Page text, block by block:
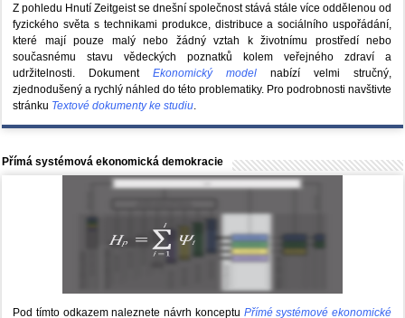
Z pohledu Hnutí Zeitgeist se dnešní společnost stává stále více oddělenou od
fyzického světa s technikami produkce, distribuce a sociálního uspořádání,
které mají pouze malý nebo žádný vztah k životnímu prostředí nebo
současnému stavu vědeckých poznatků kolem veřejného zdraví a
udržitelnosti. DokumentEkonomický model nabízí velmi stručný,
zjednodušený a rychlý náhled do této problematiky. Pro podrobnosti navštivte
stránku Textové dokumenty ke studiu.
Přímá systémová ekonomická demokracie
Pod tímto odkazem naleznete návrh konceptu Přímé systémové ekonomické